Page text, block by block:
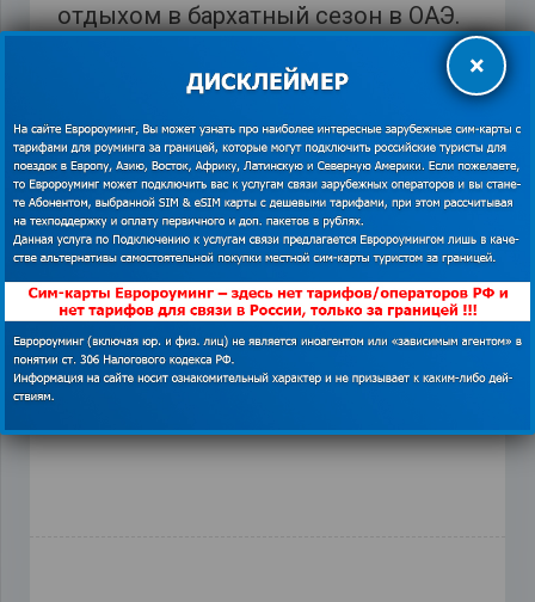
отдыхом в бархатный сезон в ОАЭ.
О других важных визовых вопросах в
https://euroaming.ru/category/vizovye-
tsentry/.
Europasim, Виза в ОАЭ,глобалсим,мобильная
связь в ОАЕ,Правила въезда в Эмираты
×